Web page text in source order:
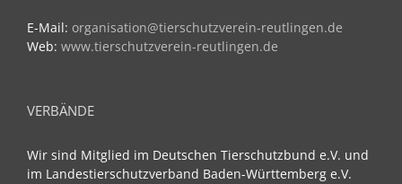
E-Mail: organisation@tierschutzverein-reutlingen.de
Web: www.tierschutzverein-reutlingen.de
VERBÄNDE
Wir sind Mitglied im Deutschen Tierschutzbund e.V. und
im Landestierschutzverband Baden-Württemberg e.V.